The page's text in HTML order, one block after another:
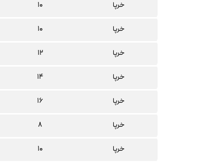
خرپا ۱۰
خرپا ۱۰
خرپا ۱۲
خرپا ۱۴
خرپا ۱۶
خرپا ۸
خرپا ۱۰